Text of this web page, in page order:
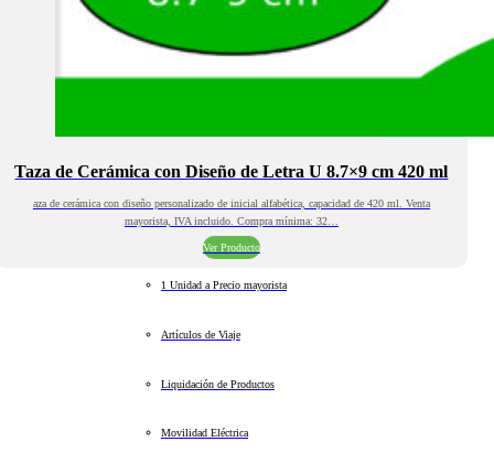
Taza de Cerámica con Diseño de Letra U 8.7×9 cm 420 ml
aza de cerámica con diseño personalizado de inicial alfabética, capacidad de 420 ml. Venta
mayorista, IVA incluido. Compra mínima: 32…
Ver Producto
1 Unidad a Precio mayorista
Artículos de Viaje
Liquidación de Productos
Movilidad Eléctrica